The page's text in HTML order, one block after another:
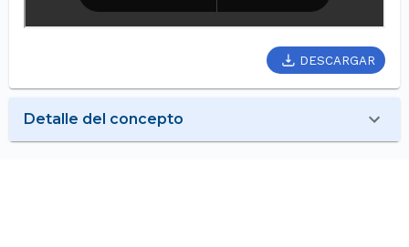
DESCARGAR
Detalle del concepto